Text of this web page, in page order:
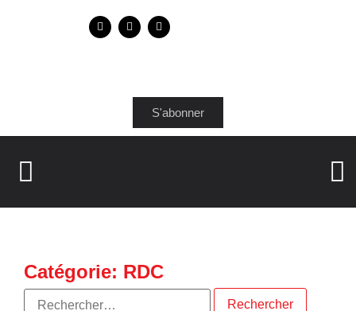
S'abonner
Catégorie: RDC